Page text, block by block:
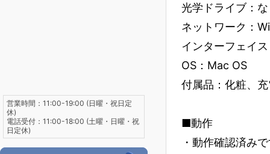
光学ドライブ：
ネットワーク：
インターフェイ
OS：Mac OS
付属品：化粧、
■動作
・動作確認済み
営業時間：11:00-19:00 (日曜・祝日定
休)
電話受付：11:00-18:00 (土曜・日曜・祝
日定休)